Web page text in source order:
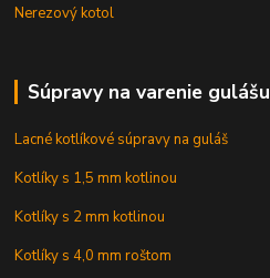
Nerezový kotol
Súpravy na varenie gulášu
Lacné kotlíkové súpravy na guláš
Kotlíky s 1,5 mm kotlinou
Kotlíky s 2 mm kotlinou
Kotlíky s 4,0 mm roštom